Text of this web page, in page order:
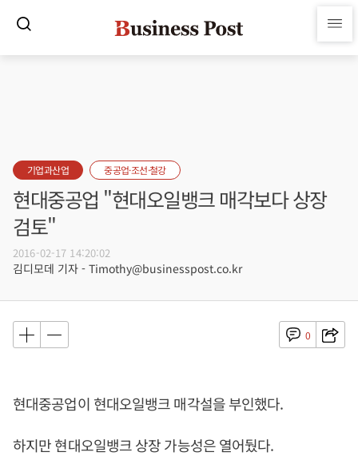
기업과산업 중공업·조선·철강
현대중공업 "현대오일뱅크 매각보다 상장
검토"
2016-02-17 14:20:02
김디모데 기자 - Timothy@businesspost.co.kr
0
현대중공업이 현대오일뱅크 매각설을 부인했다.
하지만 현대오일뱅크 상장 가능성은 열어뒀다.